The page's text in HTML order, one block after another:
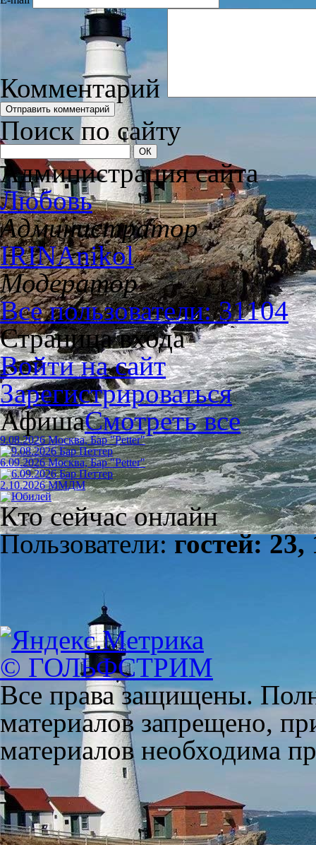
Комментарий
Поиск по сайту
Администрация сайта
Любовь
Администратор
IRINAnikol
Модератор
Все пользователи: 31104
Страница входа
Войти на сайт
Зарегистрироваться
АфишаСмотреть все
9.08.2026 Москва, Бар "Petter"
6.09.2026 Москва, Бар "Petter"
2.10.2026 ММДМ
Кто сейчас онлайн
Пользователи:гостей: 23,
© ГОЛЬФСТРИМ
Все права защищены.
материалов запрещено,
материалов необходима